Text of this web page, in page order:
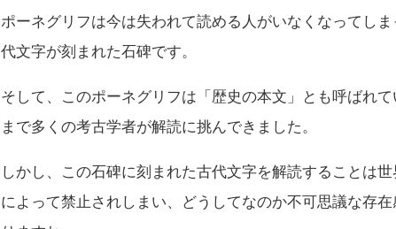
ポーネグリフは今は失われて読める人がいなくなってしま
代文字が刻まれた石碑です。
そして、このポーネグリフは「歴史の本文」とも呼ばれて
まで多くの考古学者が解読に挑んできました。
しかし、この石碑に刻まれた古代文字を解読することは世
によって禁止されしまい、どうしてなのか不可思議な存在